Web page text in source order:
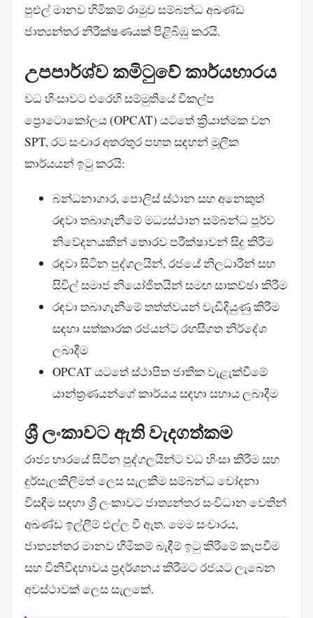
පුළුල් මානව හිමිකම් රාමුව සම්බන්ධ අඛණ්ඩ
ජාත්‍යන්තර නිරීක්ෂණයක් පිළිබිඹු කරයි.
උපපාර්ශ්ව කමිටුවේ කාර්යභාරය
වධ හිංසාවට එරෙහි සම්මුතියේ විකල්ප
ප්‍රොටොකෝලය (OPCAT) යටතේ ක්‍රියාත්මක වන
SPT, රට සංචාර අතරතුර පහත සඳහන් මූලික
කාර්යයන් ඉටු කරයි:
බන්ධනාගාර, පොලිස් ස්ථාන සහ අනෙකුත්
රඳවා තබාගැනීමේ මධ්‍යස්ථාන සම්බන්ධ පූර්ව
නිවේදනයකින් තොරව පරීක්ෂාවන් සිදු කිරීම
රඳවා සිටින පුද්ගලයින්, රජයේ නිලධාරීන් සහ
සිවිල් සමාජ නියෝජිතයින් සමඟ සාකච්ඡා කිරීම
රඳවා තබාගැනීමේ තත්ත්වයන් වැඩිදියුණු කිරීම
සඳහා සත්කාරක රජයන්ට රහසිගත නිර්දේශ
ලබාදීම
OPCAT යටතේ ස්ථාපිත ජාතික වැළැක්වීමේ
යාන්ත්‍රණයන්ගේ කාර්යය සඳහා සහාය ලබාදීම
ශ්‍රී ලංකාවට ඇති වැදගත්කම
රාජ්‍ය භාරයේ සිටින පුද්ගලයින්ට වධ හිංසා කිරීම සහ
දුර්සැලකිලිමත් ලෙස සැලකීම සම්බන්ධ චෝදනා
විසඳීම සඳහා ශ්‍රී ලංකාවට ජාත්‍යන්තර සංවිධාන වෙතින්
අඛණ්ඩ ඉල්ලීම් එල්ල වී ඇත. මෙම සංචාරය,
ජාත්‍යන්තර මානව හිමිකම් බැඳීම් ඉටු කිරීමේ කැපවීම
සහ විනිවිදභාවය ප්‍රදර්ශනය කිරීමට රජයට ලැබෙන
අවස්ථාවක් ලෙස සැලකේ.